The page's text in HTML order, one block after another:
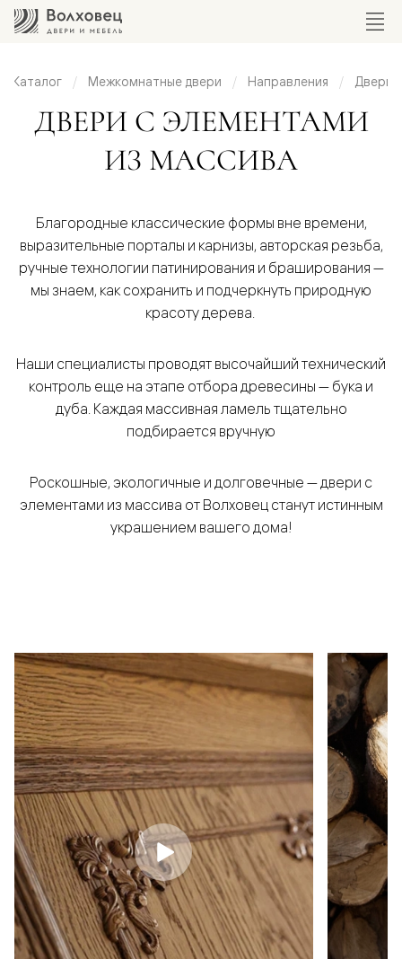
Каталог Межкомнатные двери Направления Двери
с
ДВЕРИ С ЭЛЕМЕНТАМИ
ИЗ МАССИВА
Благородные классические формы вне времени,
выразительные порталы и карнизы, авторская резьба,
ручные технологии патинирования и браширования —
мы знаем, как сохранить и подчеркнуть природную
красоту дерева.
Наши специалисты проводят высочайший технический
контроль еще на этапе отбора древесины — бука и
дуба. Каждая массивная ламель тщательно
подбирается вручную
Роскошные, экологичные и долговечные — двери с
элементами из массива от Волховец станут истинным
украшением вашего дома!